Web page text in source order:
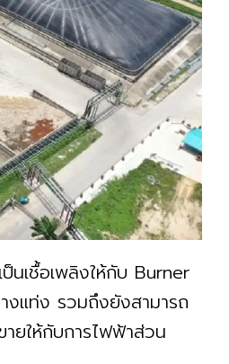
นเชื้อเพลิงให้กับ Burner
งแท่ง รวมถึงยังสามารถ
ายให้กับการไฟฟ้าส่วน